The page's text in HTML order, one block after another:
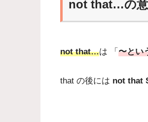
not that…の意
not that…は 「 〜とい
that の後には not that